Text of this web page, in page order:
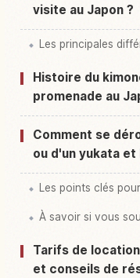
visite au Japon ?
Les principales
Histoire du
promenade au
Comment se
ou d'un yukata
Les points clés
À savoir si vous
Tarifs de
et conseils de